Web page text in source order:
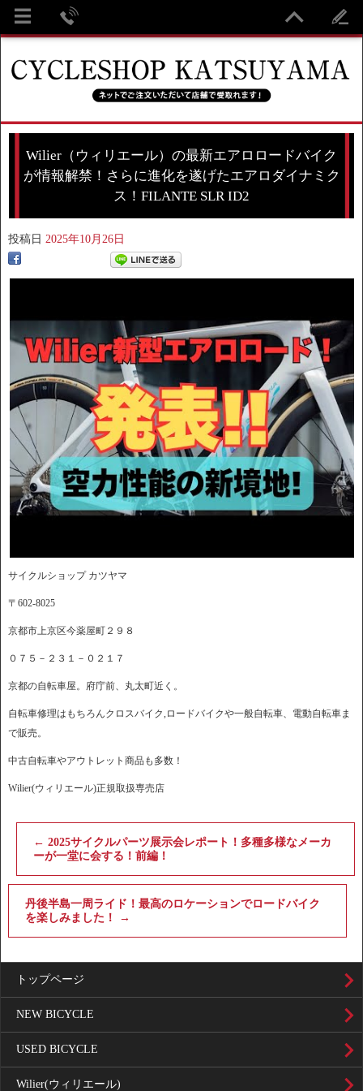
Wilier（ウィリエール）の最新エアロロードバイク
が情報解禁！さらに進化を遂げたエアロダイナミク
ス！FILANTE SLR ID2
投稿日 2025年10月26日
サイクルショップ カツヤマ
〒602-8025
京都市上京区今薬屋町２９８
０７５－２３１－０２１７
京都の自転車屋。府庁前、丸太町近く。
自転車修理はもちろんクロスバイク,ロードバイクや一般自転車、電動自転車ま
で販売。
中古自転車やアウトレット商品も多数！
Wilier(ウィリエール)正規取扱専売店
← 2025サイクルパーツ展示会レポート！多種多様なメーカ
ーが一堂に会する！前編！
丹後半島一周ライド！最高のロケーションでロードバイク
を楽しみました！
→
トップページ
NEW BICYCLE
USED BICYCLE
Wilier(ウィリエール)